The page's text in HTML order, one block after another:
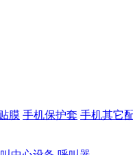
膜 手机保护套 手机其它